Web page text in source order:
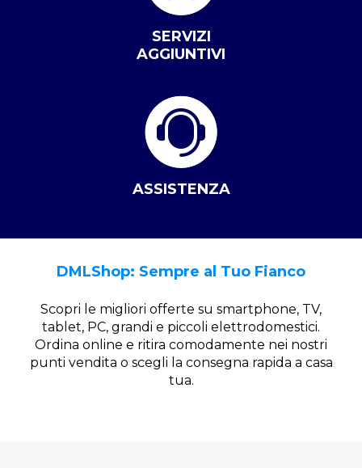
SERVIZI
AGGIUNTIVI
ASSISTENZA
DMLShop: Sempre al Tuo Fianco
Scopri le migliori offerte su smartphone, TV,
tablet, PC, grandi e piccoli elettrodomestici.
Ordina online e ritira comodamente nei nostri
punti vendita o scegli la consegna rapida a casa
tua.